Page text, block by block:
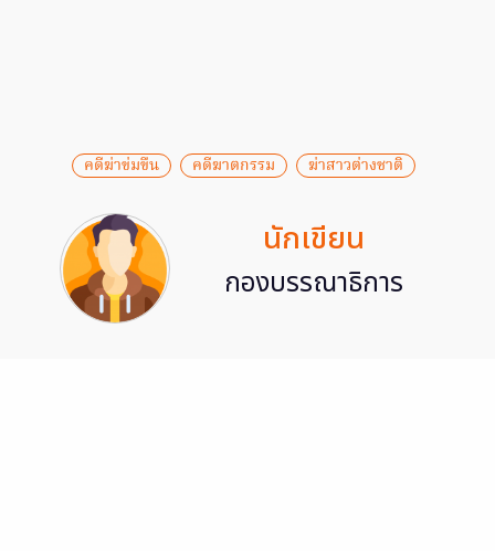
คดีฆ่าข่มขืน คดีฆาตกรรม ฆ่าสาวต่างชาติ
นักเขียน
กองบรรณาธิการ